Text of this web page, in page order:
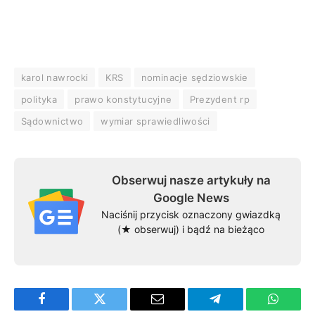
karol nawrocki KRS
nominacje sędziowskie
polityka
prawo konstytucyjne
Prezydent rp
Sądownictwo
wymiar sprawiedliwości
Obserwuj nasze artykuły na
Google News
Naciśnij przycisk oznaczony gwiazdką
(★ obserwuj) i bądź na bieżąco
Facebook Twitter Email Telegram